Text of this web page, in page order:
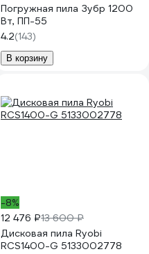
Погружная пила Зубр 1200
Вт, ПП-55
4.2(143)
В корзину
-8%
12 476 ₽13 600 ₽
Дисковая пила Ryobi
RCS1400-G 5133002778